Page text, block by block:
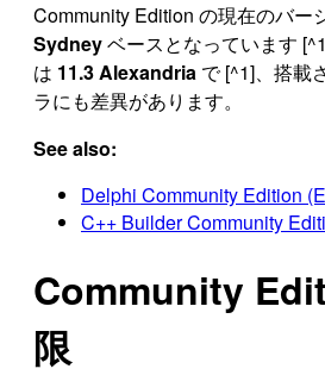
Community Edition の現在のバー
Sydneyベースとなっています
は 11.3 Alexandria で [^1]、搭載
ラにも差異があります。
See also:
Delphi Community Edition
C++ Builder Community
Community
限